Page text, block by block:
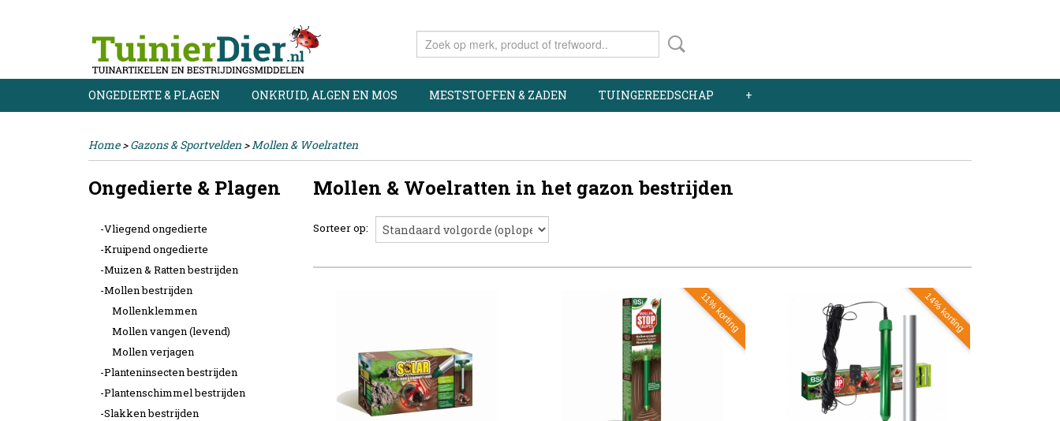
ONGEDIERTE & PLAGEN ONKRUID, ALGEN EN MOS MESTSTOFFEN & ZADEN TUINGEREEDSCHAP +
Home>Gazons & Sportvelden >Mollen & Woelratten
Ongedierte & Plagen
-Vliegend ongedierte
-Kruipend ongedierte
-Muizen & Ratten bestrijden
-Mollen bestrijden
Mollenklemmen
Mollen vangen (levend)
Mollen verjagen
-Planteninsecten bestrijden
-Plantenschimmel bestrijden
-Slakken bestrijden
Mollen & Woelratten in het gazon bestrijden
Sorteer op:
11% korting 14% korting